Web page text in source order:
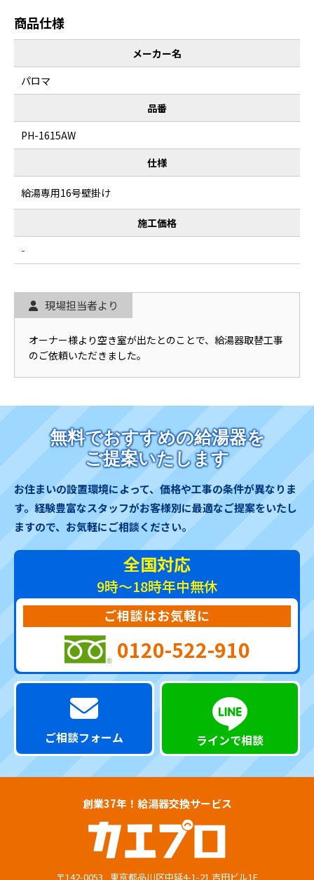
商品仕様
メーカー名
パロマ
品番
PH-1615AW
仕様
給湯専用16号壁掛け
施工価格
-
現場担当者より
オーナー様より空き室が出たとのことで、給湯器取替工事
のご依頼いただきました。
無料でおすすめの給湯器を
ご提案いたします
お住まいの設置環境によって、価格や工事の条件が異なりま
す。 経験豊富なスタッフがお客様別に最適なご提案をいたし
ますので、お気軽にご相談ください。
全国対応
9時～18時年中無休
ご相談はお気軽に
0120-522-910
ご相談フォーム ラインで相談
創業37年！給湯器交換サービス
〒142-0053 東京都品川区中延4-1-21 吉田ビル1F